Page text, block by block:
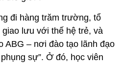
đi hàng trăm trường, tổ
lưu với thế hệ trẻ, và
ABG – nơi đào tạo lãnh đạo
sự”. Ở đó, học viên